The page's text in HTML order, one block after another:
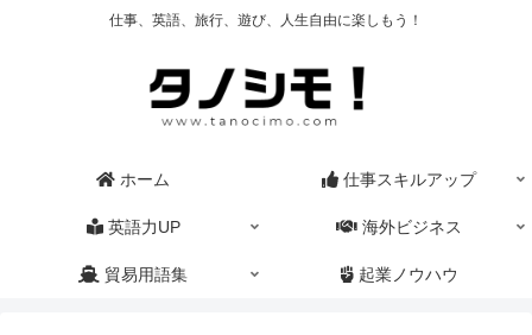
仕事、英語、旅行、遊び、人生自由に楽しもう！
ホーム 仕事スキルアップ
英語力UP 海外ビジネス
貿易用語集 起業ノウハウ